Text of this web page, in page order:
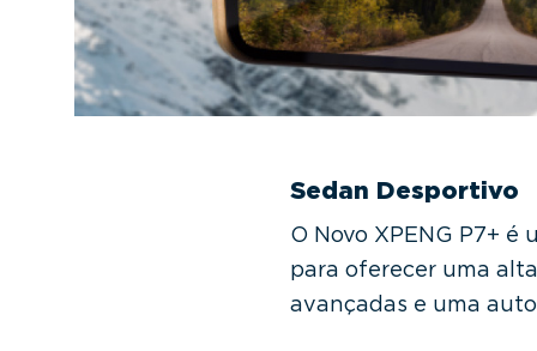
Sedan Desportivo
O Novo XPENG P7+
para oferecer uma
avançadas e uma